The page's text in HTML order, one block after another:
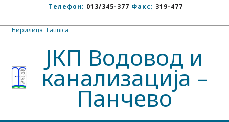
Телефон: 013/345-377 Факс: 319-477
Ћирилица Latinica
ЈКП Водовод и
канализација –
Панчево